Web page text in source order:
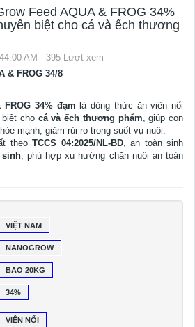
Feed AQUA & FROG 34%
biệt cho cá và ếch thương
AM - 395 Lượt xem
& FROG 34/8
FROG 34% đạm là dòng thức ăn viên nổi
cho cá và ếch thương phẩm , giúp con
mạnh, giảm rủi ro trong suốt vụ nuôi.
theo TCCS 04:2025/NL-BD, an toàn sinh
sinh, phù hợp xu hướng chăn nuôi an toàn
VIỆT NAM
NANOGROW
BAO 20KG
34%
VIÊN NỔI